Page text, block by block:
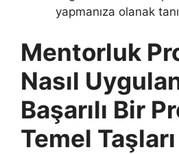
yapmanıza olanak
Mentorluk
Nasıl
Başarılı Bir
Temel Taşları